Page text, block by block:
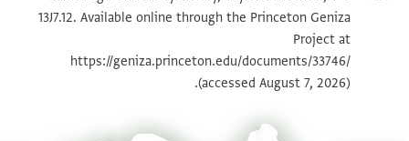
ראה :ENA 2558.18
תנאי היתר שימוש בתצלום
13J7.12. Available online through the Princeton Geniza
Project at
https://geniza.princeton.edu/documents/33746/
(accessed August 7, 2026).